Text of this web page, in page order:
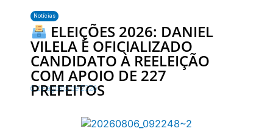
Notícias
ELEIÇÕES 2026: DANIEL
VILELA É OFICIALIZADO
CANDIDATO À REELEIÇÃO
COM APOIO DE 227
PREFEITOS
6 de agosto de 2026